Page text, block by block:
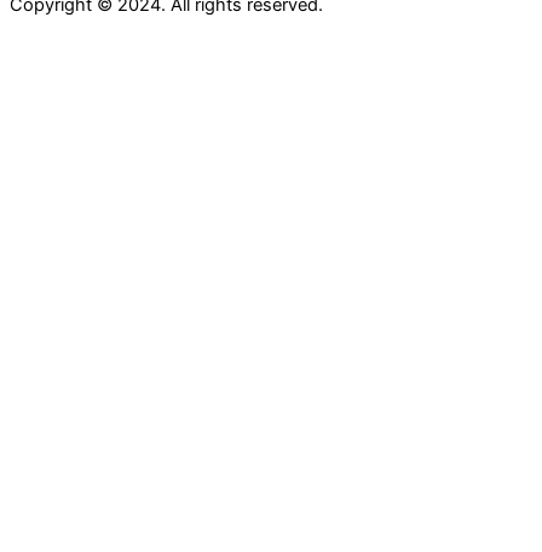
Copyright © 2024. All rights reserved.